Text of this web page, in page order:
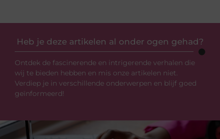
Heb je deze artikelen al onder ogen gehad?
Ontdek de fascinerende en intrigerende verhalen die
wij te bieden hebben en mis onze artikelen niet.
Verdiep je in verschillende onderwerpen en blijf goed
geïnformeerd!